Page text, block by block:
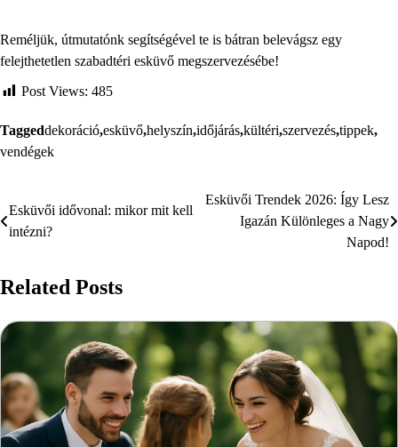
Reméljük, útmutatónk segítségével te is bátran belevágsz egy
felejthetetlen szabadtéri esküvő megszervezésébe!
Post Views: 485
Taggeddekoráció,esküvő,helyszín,időjárás,kültéri,szervezés,tippek,
vendégek
Bejegyzés
navigáció
Esküvői idővonal: mikor mit kell
intézni?
Esküvői Trendek 2026: Így Lesz
Igazán Különleges a Nagy
Napod!
Related Posts